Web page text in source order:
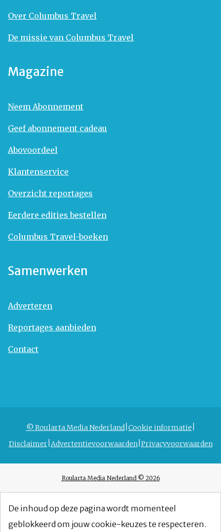
Over Columbus Travel
De missie van Columbus Travel
Magazine
Neem Abonnement
Geef abonnement cadeau
Abovoordeel
Klantenservice
Overzicht reportages
Eerdere edities bestellen
Columbus Travel-boeken
Samenwerken
Adverteren
Reportages aanbieden
Contact
© Roularta Media Nederland Cookie informatie
Disclaimer Advertentievoorwaarden Privacyvoorwaarden
Roularta Media Nederland © 2026
De inhoud op deze pagina wordt momenteel
geblokkeerd om jouw cookie-keuzes te respecteren.